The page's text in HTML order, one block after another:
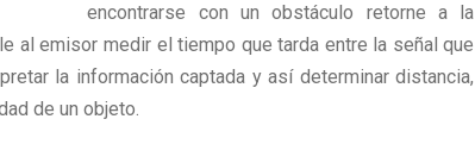
encontrarse con un obstáculo retorne a la
al emisor medir el tiempo que tarda entre la señal que
la información captada y así determinar distancia,
de un objeto.